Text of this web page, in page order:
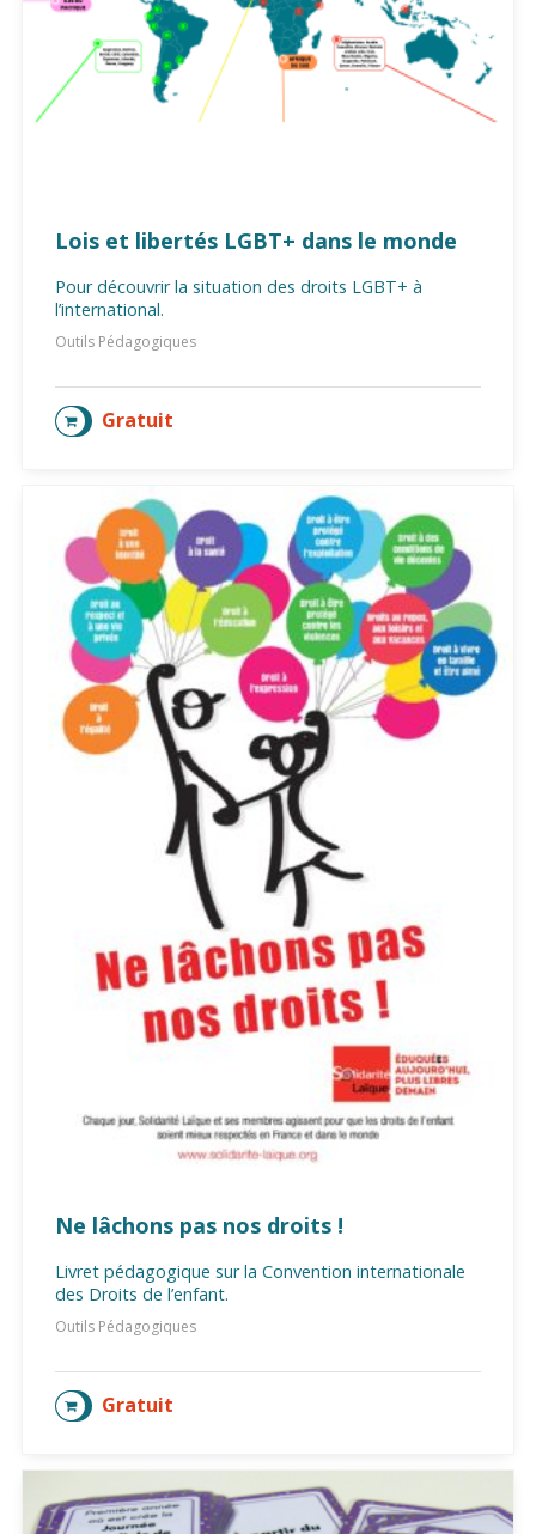
Lois et libertés LGBT+ dans le monde
Pour découvrir la situation des droits LGBT+ à
l’international.
Outils Pédagogiques
Gratuit
AJOUTER AU PANIER
Ne lâchons pas nos droits !
Livret pédagogique sur la Convention internationale
des Droits de l’enfant.
Outils Pédagogiques
Gratuit
AJOUTER AU PANIER